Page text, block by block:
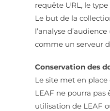
requête URL, le
Le but de la
l’analyse
comme un serveur
Conservation des
Le site met en
LEAF ne pourra
utilisation de LEAF